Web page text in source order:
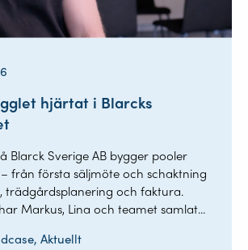
hjärtat i Blarcks
Blarck Sverige AB bygger pooler
från första säljmöte och schaktning
trädgårdsplanering och faktura.
Markus, Lina och teamet samlat...
Aktuellt